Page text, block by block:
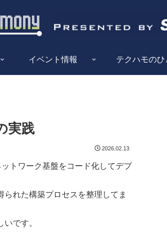
イベント情報 テクハモのひ
実践
2026.02.13
トワーク基盤をコード化してデプ
れた構築プロセスを整理してま
です。